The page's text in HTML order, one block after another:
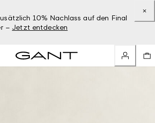
10% Nachlass auf den Final
– Jetzt entdecken